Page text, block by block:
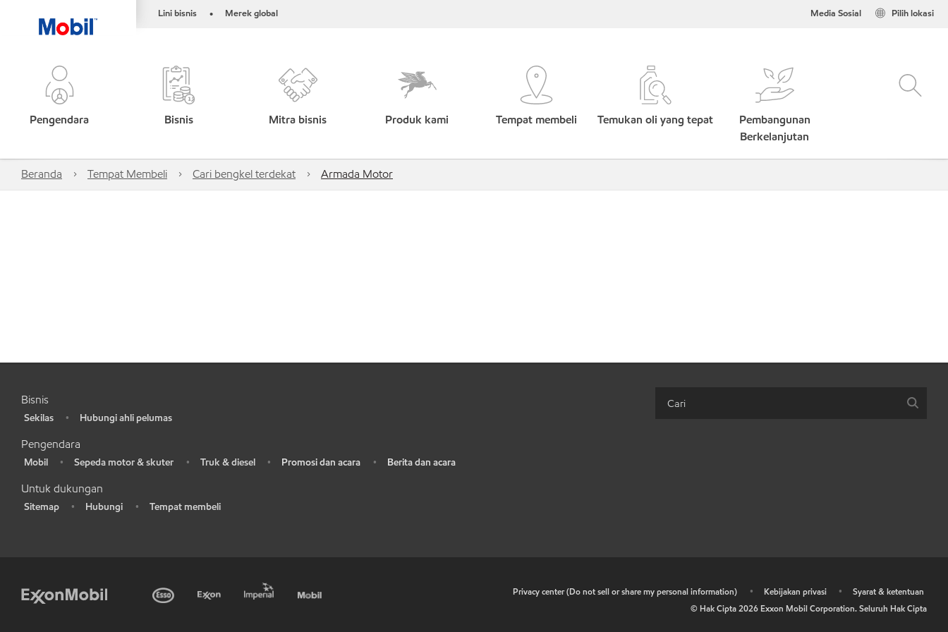
Lini bisnis • Merek global Pilih lokasi
Media Sosial
Pengendara Bisnis Mitra bisnis Produk kami Tempat membeli Temukan oli yang tepat
Pembangunan
Berkelanjutan
Beranda Tempat Membeli Cari bengkel terdekat Armada Motor
Bisnis
Sekilas • Hubungi ahli pelumas
Pengendara
Mobil • Sepeda motor & skuter • Truk & diesel • Promosi dan acara • Berita dan acara
Untuk dukungan
Sitemap • Hubungi • Tempat membeli
Privacy center (Do not sell or share my personal information) • Kebijakan privasi •
Syarat & ketentuan
© Hak Cipta2026 Exxon Mobil Corporation. Seluruh Hak Cipta